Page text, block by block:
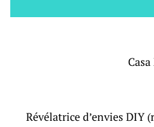
Révélatrice d’envies DIY